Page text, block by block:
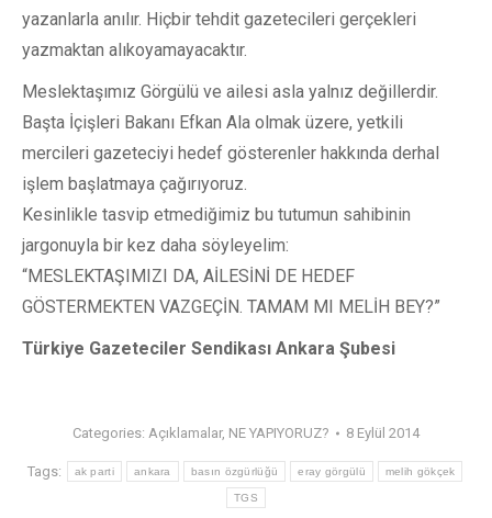
yazanlarla anılır. Hiçbir tehdit gazetecileri gerçekleri
yazmaktan alıkoyamayacaktır.
Meslektaşımız Görgülü ve ailesi asla yalnız değillerdir.
Başta İçişleri Bakanı Efkan Ala olmak üzere, yetkili
mercileri gazeteciyi hedef gösterenler hakkında derhal
işlem başlatmaya çağırıyoruz.
Kesinlikle tasvip etmediğimiz bu tutumun sahibinin
jargonuyla bir kez daha söyleyelim:
“MESLEKTAŞIMIZI DA, AİLESİNİ DE HEDEF
GÖSTERMEKTEN VAZGEÇİN. TAMAM MI MELİH BEY?”
Türkiye Gazeteciler Sendikası Ankara Şubesi
Categories: Açıklamalar, NE YAPIYORUZ? 8 Eylül 2014
Tags: ak parti ankara basın özgürlüğü eray görgülü melih gökçek
TGS